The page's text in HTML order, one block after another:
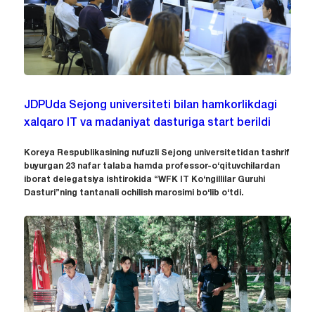
JDPUda Sejong universiteti bilan hamkorlikdagi
xalqaro IT va madaniyat dasturiga start berildi
Koreya Respublikasining nufuzli Sejong universitetidan tashrif
buyurgan 23 nafar talaba hamda professor-o‘qituvchilardan
iborat delegatsiya ishtirokida “WFK IT Ko‘ngillilar Guruhi
Dasturi”ning tantanali ochilish marosimi bo‘lib o‘tdi.